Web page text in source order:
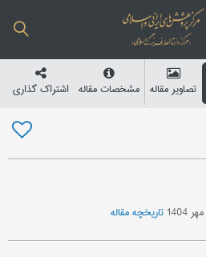
تصاویر مقاله مشخصات مقاله اشتراک گذاری
تاریخچه مقاله